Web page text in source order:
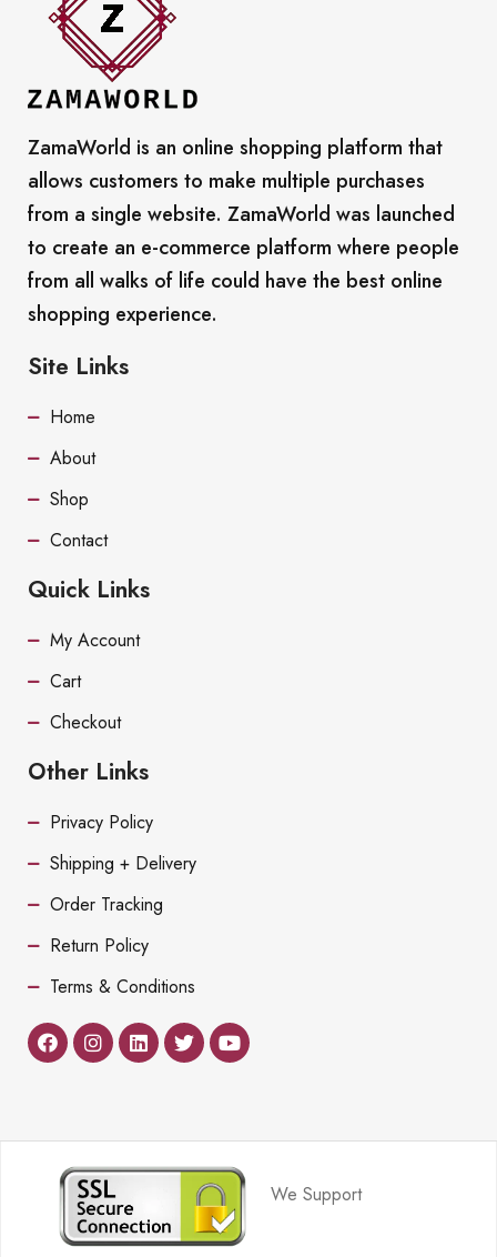
ZamaWorld is an online shopping platform that
allows customers to make multiple purchases
from a single website. ZamaWorld was launched
to create an e-commerce platform where people
from all walks of life could have the best online
shopping experience.
Site Links
Home
About
Shop
Contact
Quick Links
My Account
Cart
Checkout
Other Links
Privacy Policy
Shipping + Delivery
Order Tracking
Return Policy
Terms & Conditions
We Support